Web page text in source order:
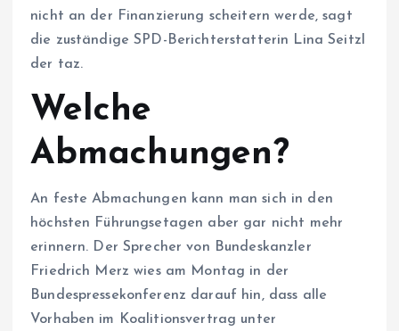
nicht an der Finanzierung scheitern werde, sagt
die zuständige SPD-Berichterstatterin Lina Seitzl
der taz.
Welche
Abmachungen?
An feste Abmachungen kann man sich in den
höchsten Führungsetagen aber gar nicht mehr
erinnern. Der Sprecher von Bundeskanzler
Friedrich Merz wies am Montag in der
Bundespressekonferenz darauf hin, dass alle
Vorhaben im Koalitionsvertrag unter